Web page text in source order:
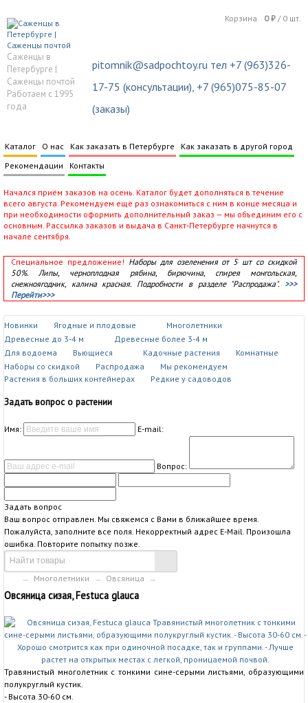
Саженцы в
Петербурге |
Саженцы почтой
Работаем с 1995
года
Корзина 0₽ / 0 шт.
pitomnik@sadpochtoy.ru тел +7 (963)326-
17-75 (консультации), +7 (965)075-85-07
(заказы)
Каталог О нас Как заказать в Петербурге
Как заказать в другой город
Рекомендации
Контакты
Начался приём заказов на осень. Каталог будет дополняться в течение
всего августа. Рекомендуем ещё раз ознакомиться с ним в конце месяца и
при необходимости оформить дополнительный заказ — мы объединим его с
основным. Рассылка заказов и выдача в Санкт‑Петербурге начнутся в
начале сентября.
Специальное предложение! Наборы для озеленения от 5 шт со скидкой
50%. Липы, черноплодная рябина, бирючина, спирея монгольская,
снежноягодник, калина красная. Подробности в разделе "Распродажа". >>>
Перейти>>>
Новинки Ягодные и плодовые
Многолетники
Древесные до 3-4 м
Древесные более 3-4 м
Для водоема
Вьющиеся Кадочные растения
Комнатные
Наборы со скидкой
Распродажа
Мы рекомендуем
Растения в больших контейнерах
Редкие у садоводов
Задать вопрос о растении
Имя: E-mail:
Вопрос:
Задать вопрос
Ваш вопрос отправлен. Мы свяжемся с Вами в ближайшее время.
Пожалуйста, заполните все поля. Некорректный адрес E-Mail. Произошла
ошибка. Повторите попытку позже.
→ Многолетники → Овсяница →
Овсяница сизая, Festuca glauca
Травянистый многолетник с тонкими сине-серыми листьями, образующими
полукруглый кустик.
- Высота 30-60 см.